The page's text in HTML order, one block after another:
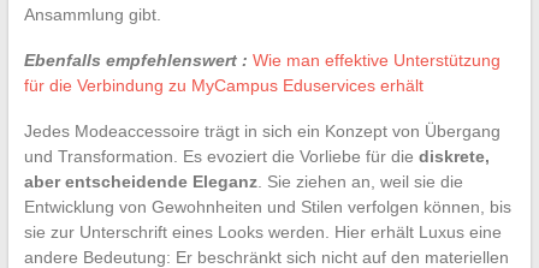
Ansammlung gibt.
Ebenfalls empfehlenswert : Wie man effektive Unterstützung
für die Verbindung zu MyCampus Eduservices erhält
Jedes Modeaccessoire trägt in sich ein Konzept von Übergang
und Transformation. Es evoziert die Vorliebe für die diskrete,
aber entscheidende Eleganz. Sie ziehen an, weil sie die
Entwicklung von Gewohnheiten und Stilen verfolgen können, bis
sie zur Unterschrift eines Looks werden. Hier erhält Luxus eine
andere Bedeutung: Er beschränkt sich nicht auf den materiellen